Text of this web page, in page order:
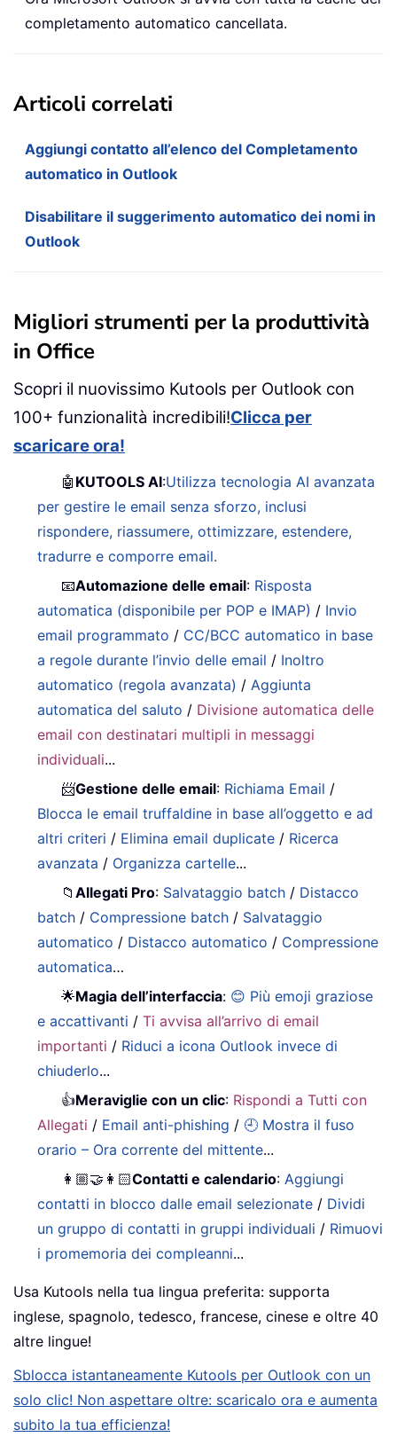
completamento automatico cancellata.
Articoli correlati
Aggiungi contatto all’elenco del Completamento
automatico in Outlook
Disabilitare il suggerimento automatico dei nomi in
Outlook
Migliori strumenti per la produttività
in Office
Scopri il nuovissimo Kutools per Outlook con
100+ funzionalità incredibili!Clicca per
scaricare ora!
🤖 KUTOOLS AI:Utilizza tecnologia AI avanzata
per gestire le email senza sforzo, inclusi
rispondere, riassumere, ottimizzare, estendere,
tradurre e comporre email.
📧Automazione delle email: Risposta
automatica (disponibile per POP e IMAP) / Invio
email programmato / CC/BCC automatico in base
a regole durante l’invio delle email / Inoltro
automatico (regola avanzata) /Aggiunta
automatica del saluto / Divisione automatica delle
email con destinatari multipli in messaggi
individuali...
📨Gestione delle email: Richiama Email /
Blocca le email truffaldine in base all’oggetto e ad
altri criteri / Elimina email duplicate / Ricerca
avanzata / Organizza cartelle...
📁Allegati Pro: Salvataggio batch / Distacco
batch / Compressione batch / Salvataggio
automatico / Distacco automatico / Compressione
automatica…
🌟Magia dell’interfaccia: 😊 Più emoji graziose
e accattivanti /Ti avvisa all’arrivo di email
importanti / Riduci a icona Outlook invece di
chiuderlo...
👍Meraviglie con un clic: Rispondi a Tutti con
Allegati / Email anti-phishing / 🕘 Mostra il fuso
orario – Ora corrente del mittente...
👩🏼‍🤝‍👩🏻Contatti e calendario:Aggiungi
contatti in blocco dalle email selezionate / Dividi
un gruppo di contatti in gruppi individuali / Rimuovi
i promemoria dei compleanni...
Usa Kutools nella tua lingua preferita: supporta
inglese, spagnolo, tedesco, francese, cinese e oltre 40
altre lingue!
Sblocca istantaneamente Kutools per Outlook con un
solo clic! Non aspettare oltre: scaricalo ora e aumenta
subito la tua efficienza!